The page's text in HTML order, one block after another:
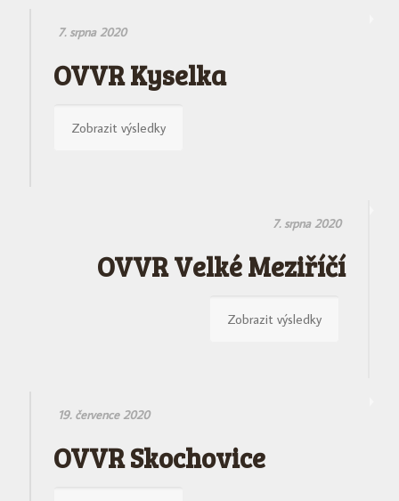
7. srpna 2020
OVVR Kyselka
Zobrazit výsledky
7. srpna 2020
OVVR Velké Meziříčí
Zobrazit výsledky
19. července 2020
OVVR Skochovice